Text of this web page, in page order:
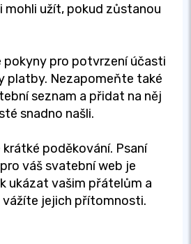
mohli užít, pokud zůstanou
pro potvrzení účasti
platby. Nezapomeňte také
seznam a přidat na něj
snadno našli.
poděkování. Psaní
váš svatební web je
ukázat vašim přátelům a
vážíte jejich přítomnosti.